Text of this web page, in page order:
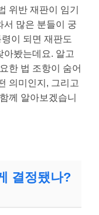
위반 재판이 임기
서 많은 분들이 궁
이 되면 재판도
아봤는데요. 알고
한 법 조항이 숨어
의미인지, 그리고
께 알아보겠습니
결정됐나?